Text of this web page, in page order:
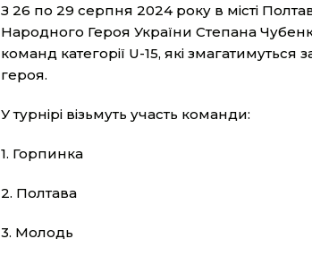
З 26 по 29 серпня 2024 року в місті
Народного Героя України Степана
команд категорії U-15, які
героя.
У турнірі візьмуть участь команди:
1. Горпинка
2. Полтава
3. Молодь